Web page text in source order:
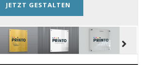
JETZT GESTALTEN